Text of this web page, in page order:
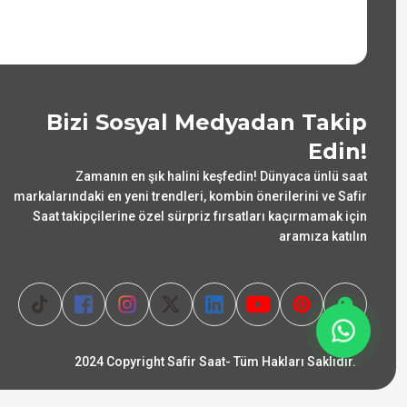
Bizi Sosyal Medyadan Takip
Edin!
Zamanın en şık halini keşfedin! Dünyaca ünlü saat
markalarındaki en yeni trendleri, kombin önerilerini ve Safir
Saat takipçilerine özel sürpriz fırsatları kaçırmamak için
aramıza katılın
2024 Copyright Safir Saat- Tüm Hakları Saklıdır.